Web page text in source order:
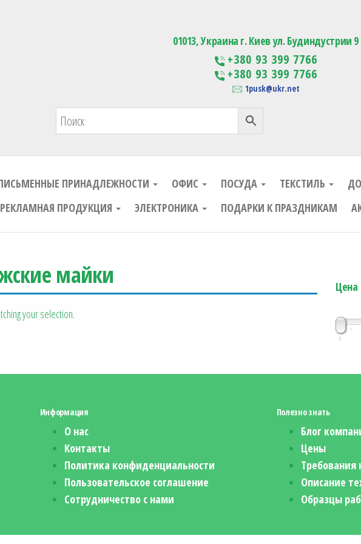
Компания Изготовление сувенирной продукции
01013, Украина г. Киев ул. Будиндустрии 9
+380 93 399 7766
+380 93 399 7766
1pusk@ukr.net
ПРИНАДЛЕЖНОСТИ ОФИС ПОСУДА ТЕКСТИЛЬ
РЕКЛАМНАЯ ПРОДУКЦИЯ ЭЛЕКТРОНИКА ПОДАРКИ К ПРАЗДНИКАМ
майки
your selection.
Цена
0
Информация
О нас
Контакты
Политика конфиденциальности
Пользовательское соглашение
Сотрудничество с нами
Полезно знать
Блог
Цены
Описание
Образцы